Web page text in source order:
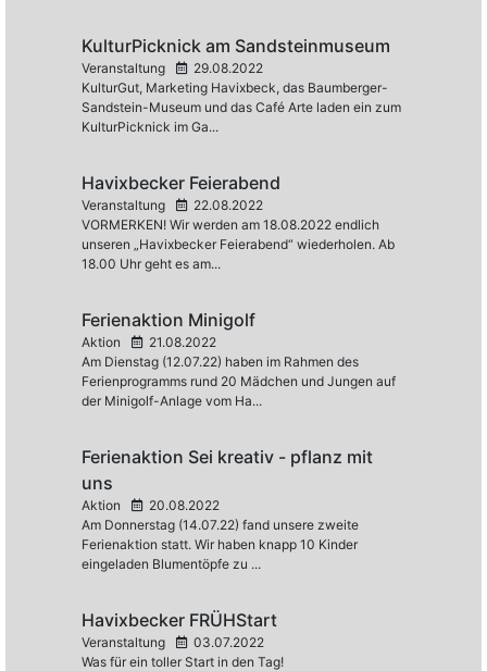
KulturPicknick am Sandsteinmuseum
Veranstaltung
29.08.2022
KulturGut, Marketing Havixbeck, das Baumberger-
Sandstein-Museum und das Café Arte laden ein zum
KulturPicknick im Ga...
Havixbecker Feierabend
Veranstaltung
22.08.2022
VORMERKEN! Wir werden am 18.08.2022 endlich
unseren „Havixbecker Feierabend“ wiederholen. Ab
18.00 Uhr geht es am...
Ferienaktion Minigolf
Aktion
21.08.2022
Am Dienstag (12.07.22) haben im Rahmen des
Ferienprogramms rund 20 Mädchen und Jungen auf
der Minigolf-Anlage vom Ha...
Ferienaktion Sei kreativ - pflanz mit
uns
Aktion
20.08.2022
Am Donnerstag (14.07.22) fand unsere zweite
Ferienaktion statt. Wir haben knapp 10 Kinder
eingeladen Blumentöpfe zu ...
Havixbecker FRÜHStart
Veranstaltung
03.07.2022
Was für ein toller Start in den Tag!